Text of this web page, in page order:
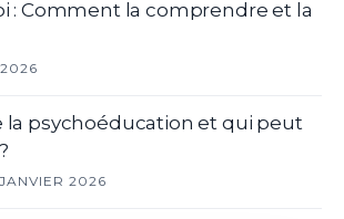
: Comment la comprendre et la
la psychoéducation et qui peut
2026